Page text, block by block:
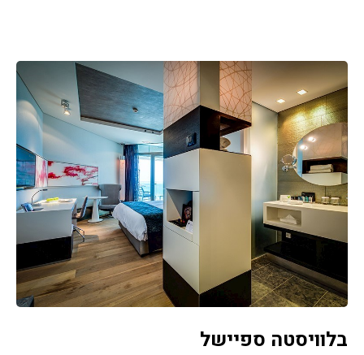
בלוויסטה ספיישל